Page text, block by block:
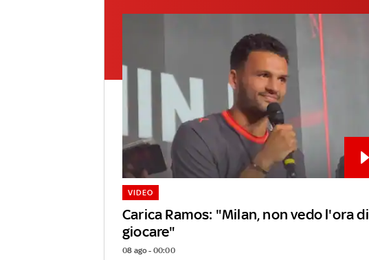
Carica Ramos: "Milan, non vedo l'ora di
giocare"
VIDEO
08 ago - 00:00